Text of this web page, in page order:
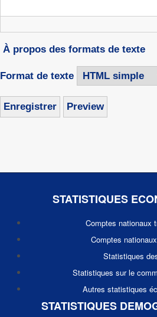
À propos des formats de texte
Format de texte
STATISTIQUES
Comptes nationaux
Comptes
Statistiques
Statistiques sur le
Autres statistiques
STATISTIQUES